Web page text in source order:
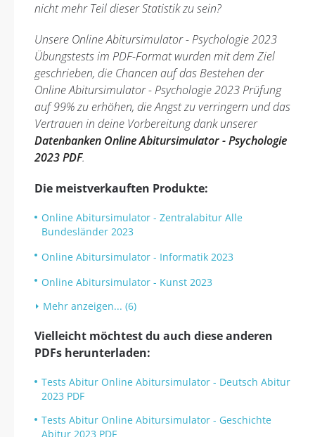
nicht mehr Teil dieser Statistik zu sein?
Unsere Online Abitursimulator - Psychologie 2023
Übungstests im PDF-Format wurden mit dem Ziel
geschrieben, die Chancen auf das Bestehen der
Online Abitursimulator - Psychologie 2023 Prüfung
auf 99% zu erhöhen, die Angst zu verringern und das
Vertrauen in deine Vorbereitung dank unserer
Datenbanken Online Abitursimulator - Psychologie
2023 PDF.
Die meistverkauften Produkte:
Online Abitursimulator - Zentralabitur Alle
Bundesländer 2023
Online Abitursimulator - Informatik 2023
Online Abitursimulator - Kunst 2023
Mehr anzeigen... (6)
Vielleicht möchtest du auch diese anderen
PDFs herunterladen:
Tests Abitur Online Abitursimulator - Deutsch Abitur
2023 PDF
Tests Abitur Online Abitursimulator - Geschichte
Abitur 2023 PDF